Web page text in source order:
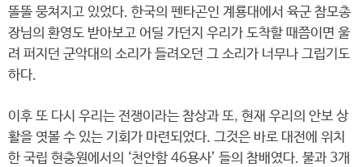
똘똘 뭉쳐지고 있었다. 한국의 펜타곤인 계룡대에서 육군 참모총
장님의 환영도 받아보고 어딜 가던지 우리가 도착할 때쯤이면 울
려 퍼지던 군악대의 소리가 들려오던 그 소리가 너무나 그립기도
하다.
이후 또 다시 우리는 전쟁이라는 참상과 또, 현재 우리의 안보 상
활을 엿볼 수 있는 기회가 마련되었다. 그것은 바로 대전에 위치
한 국립 현충원에서의 ‘천안함 46용사’ 들의 참배였다. 불과 3개